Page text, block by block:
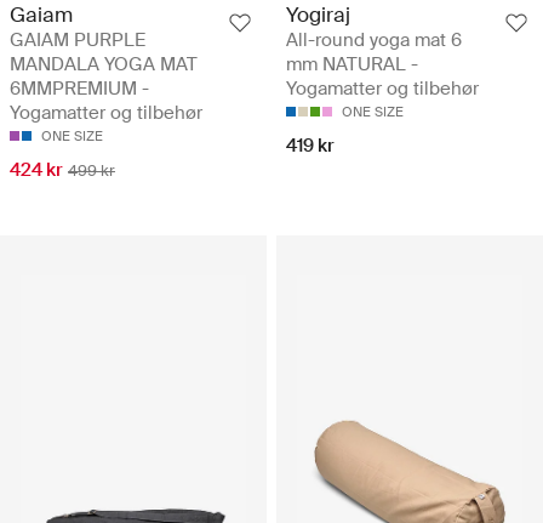
Gaiam
GAIAM PURPLE
MANDALA YOGA MAT
6MMPREMIUM -
Yogamatter og tilbehør
ONE SIZE
424 kr 499 kr
Yogiraj
All-round yoga mat 6
mm NATURAL -
Yogamatter og tilbehør
ONE SIZE
419 kr